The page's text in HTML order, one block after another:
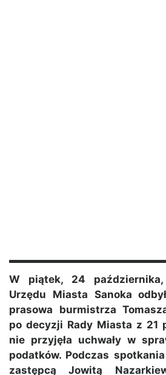
W piątek, 24
Urzędu Miasta Sanoka
prasowa burmistrza
po decyzji Rady Miasta z 21
nie przyjęła uchwały w
podatków. Podczas
zastępcą Jowitą